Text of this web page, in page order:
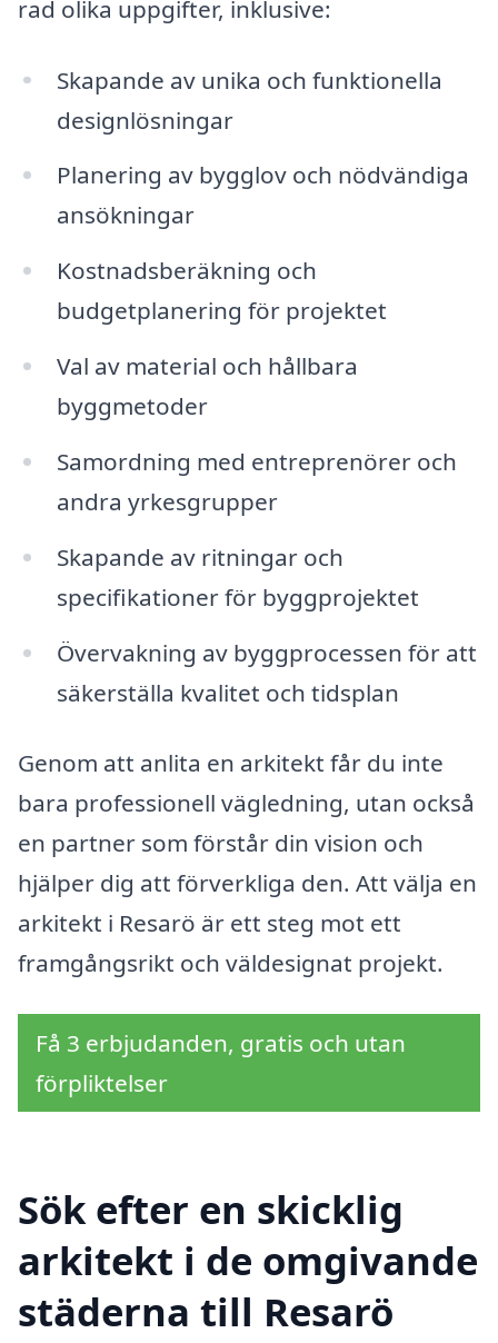
rad olika uppgifter, inklusive:
Skapande av unika och funktionella
designlösningar
Planering av bygglov och nödvändiga
ansökningar
Kostnadsberäkning och
budgetplanering för projektet
Val av material och hållbara
byggmetoder
Samordning med entreprenörer och
andra yrkesgrupper
Skapande av ritningar och
specifikationer för byggprojektet
Övervakning av byggprocessen för att
säkerställa kvalitet och tidsplan
Genom att anlita en arkitekt får du inte
bara professionell vägledning, utan också
en partner som förstår din vision och
hjälper dig att förverkliga den. Att välja en
arkitekt i Resarö är ett steg mot ett
framgångsrikt och väldesignat projekt.
Få 3 erbjudanden, gratis och utan
förpliktelser
Sök efter en skicklig
arkitekt i de omgivande
städerna till Resarö